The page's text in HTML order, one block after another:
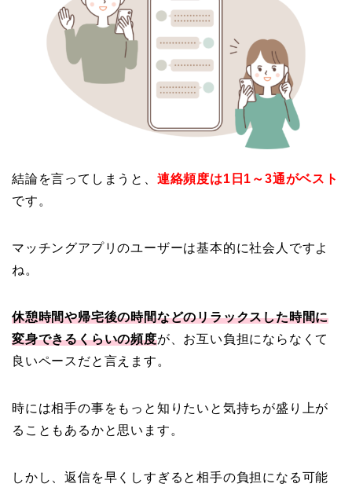
結論を言ってしまうと、 連絡頻度は1日1～3通がベスト
です。
マッチングアプリのユーザーは基本的に社会人ですよ
ね。
休憩時間や帰宅後の時間などのリラックスした時間に
変身できるくらいの頻度が、お互い負担にならなくて
良いペースだと言えます。
時には相手の事をもっと知りたいと気持ちが盛り上が
ることもあるかと思います。
しかし、返信を早くしすぎると相手の負担になる可能